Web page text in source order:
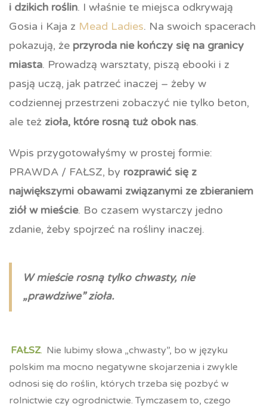
i dzikich roślin. I właśnie te miejsca odkrywają
Gosia i Kaja z Mead Ladies. Na swoich spacerach
pokazują, że przyroda nie kończy się na granicy
miasta. Prowadzą warsztaty, piszą ebooki i z
pasją uczą, jak patrzeć inaczej – żeby w
codziennej przestrzeni zobaczyć nie tylko beton,
ale też zioła, które rosną tuż obok nas.
Wpis przygotowałyśmy w prostej formie:
PRAWDA / FAŁSZ, by rozprawić się z
największymi obawami związanymi ze zbieraniem
ziół w mieście. Bo czasem wystarczy jedno
zdanie, żeby spojrzeć na rośliny inaczej.
W mieście rosną tylko chwasty, nie
„prawdziwe” zioła.
FAŁSZ. Nie lubimy słowa „chwasty”, bo w języku
polskim ma mocno negatywne skojarzenia i zwykle
odnosi się do roślin, których trzeba się pozbyć w
rolnictwie czy ogrodnictwie. Tymczasem to, czego